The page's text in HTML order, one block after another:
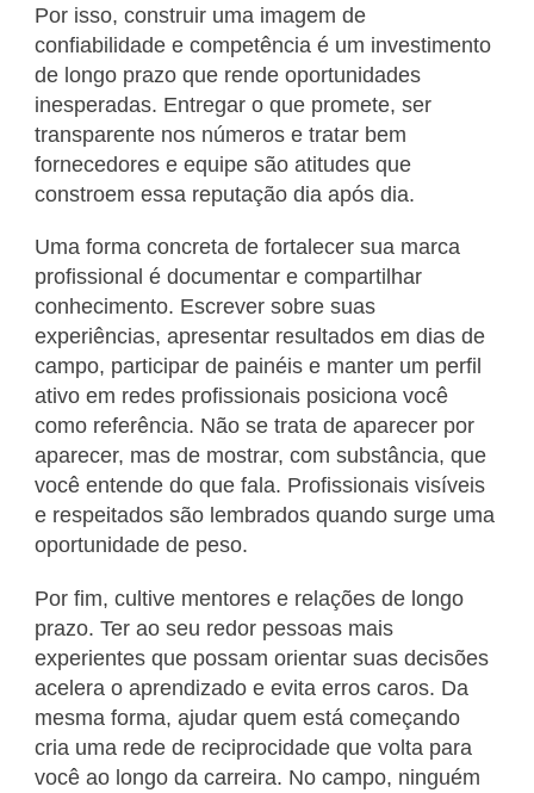
Por isso, construir uma imagem de
confiabilidade e competência é um investimento
de longo prazo que rende oportunidades
inesperadas. Entregar o que promete, ser
transparente nos números e tratar bem
fornecedores e equipe são atitudes que
constroem essa reputação dia após dia.
Uma forma concreta de fortalecer sua marca
profissional é documentar e compartilhar
conhecimento. Escrever sobre suas
experiências, apresentar resultados em dias de
campo, participar de painéis e manter um perfil
ativo em redes profissionais posiciona você
como referência. Não se trata de aparecer por
aparecer, mas de mostrar, com substância, que
você entende do que fala. Profissionais visíveis
e respeitados são lembrados quando surge uma
oportunidade de peso.
Por fim, cultive mentores e relações de longo
prazo. Ter ao seu redor pessoas mais
experientes que possam orientar suas decisões
acelera o aprendizado e evita erros caros. Da
mesma forma, ajudar quem está começando
cria uma rede de reciprocidade que volta para
você ao longo da carreira. No campo, ninguém